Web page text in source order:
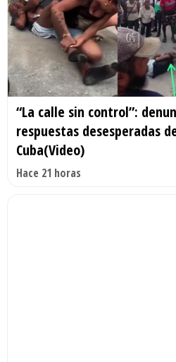
“La calle sin control”:
respuestas desesperadas
Cuba(Video)
Hace 21 horas